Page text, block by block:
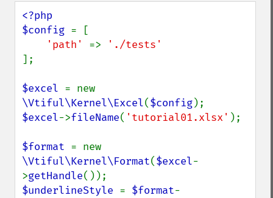
<?php
$config = [
'path' =>
];
$excel
\Vtiful\Kernel\Excel($config
$excel->fileName( 'tutorial01.xlsx' );
$format
\Vtiful\Kernel\Format($excel-
>getHandle
$underlineStyle = $format-